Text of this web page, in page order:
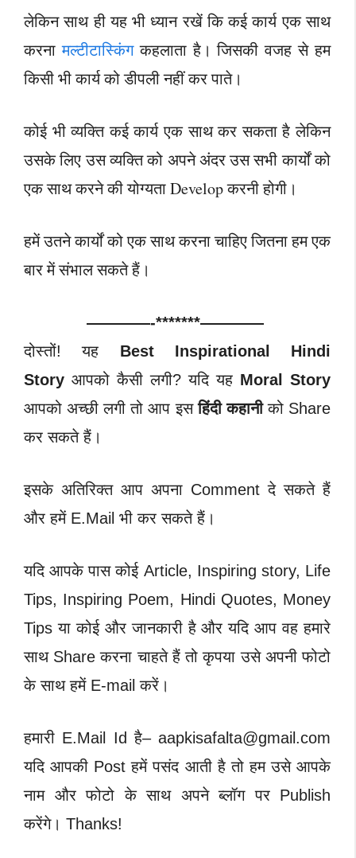
लेकिन साथ ही यह भी ध्यान रखें कि कई कार्य एक साथ
करनामल्टीटास्किंगकहलाता है। जिसकी वजह से हम
किसी भी कार्य को डीपली नहीं कर पाते।
कोई भी व्यक्ति कई कार्य एक साथ कर सकता है लेकिन
उसके लिए उस व्यक्ति को अपने अंदर उस सभी कार्यों को
एक साथ करने की योग्यता Develop करनी होगी।
हमें उतने कार्यों को एक साथ करना चाहिए जितना हम एक
बार में संभाल सकते हैं।
————-*******————
दोस्तों! यह Best Inspirational Hindi
Story आपको कैसी लगी? यदि यह Moral Story
आपको अच्छी लगी तो आप इसहिंदी कहानीको Share
कर सकते हैं।
इसके अतिरिक्त आप अपना Comment दे सकते हैं
और हमें E.Mail भी कर सकते हैं।
यदि आपके पास कोई Article, Inspiring story, Life
Tips, Inspiring Poem, Hindi Quotes, Money
Tips या कोई और जानकारी है और यदि आप वह हमारे
साथ Share करना चाहते हैं तो कृपया उसे अपनी फोटो
के साथ हमें E-mail करें।
हमारी E.Mail Id है– aapkisafalta@gmail.com
यदि आपकी Post हमें पसंद आती है तो हम उसे आपके
नाम और फोटो के साथ अपने ब्लॉग पर Publish
करेंगे। Thanks!